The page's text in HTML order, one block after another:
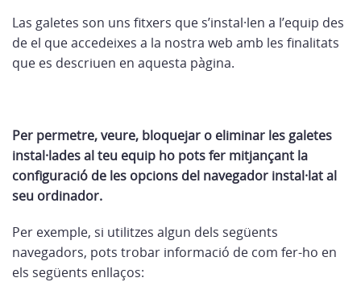
Las galetes son uns fitxers que s’instal·len a l’equip des
de el que accedeixes a la nostra web amb les finalitats
que es descriuen en aquesta pàgina.
Per permetre, veure, bloquejar o eliminar les galetes
instal·lades al teu equip ho pots fer mitjançant la
configuració de les opcions del navegador instal·lat al
seu ordinador.
Per exemple, si utilitzes algun dels següents
navegadors, pots trobar informació de com fer-ho en
els següents enllaços: